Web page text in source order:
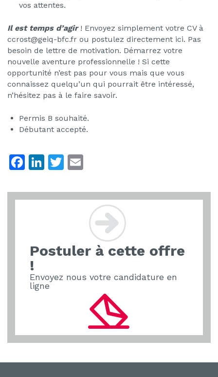
vos attentes.
Il est temps d’agir ! Envoyez simplement votre CV à
ccrost@geiq-bfc.fr ou postulez directement ici. Pas
besoin de lettre de motivation. Démarrez votre
nouvelle aventure professionnelle ! Si cette
opportunité n’est pas pour vous mais que vous
connaissez quelqu’un qui pourrait être intéressé,
n’hésitez pas à le faire savoir.
Permis B souhaité.
Débutant accepté.
F
c
o
k
Li
k
T
itt ai
Postuler à cette offre
!
Envoyez nous votre candidature en
ligne